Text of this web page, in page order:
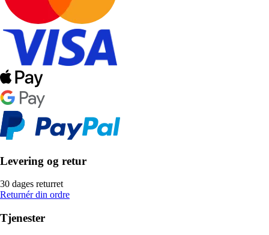
Levering og retur
30 dages returret
Returnér din ordre
Tjenester